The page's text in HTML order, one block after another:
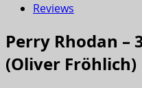
Reviews
Perry Rhodan –
(Oliver Fröhlich)